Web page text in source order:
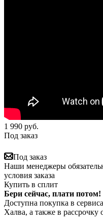
1 990 руб.
Под заказ
Под заказ
Наши менеджеры
условия заказа
Купить в сплит
Бери сейчас, плати потом!
Доступна покупка в
Халва, а также в рассрочку